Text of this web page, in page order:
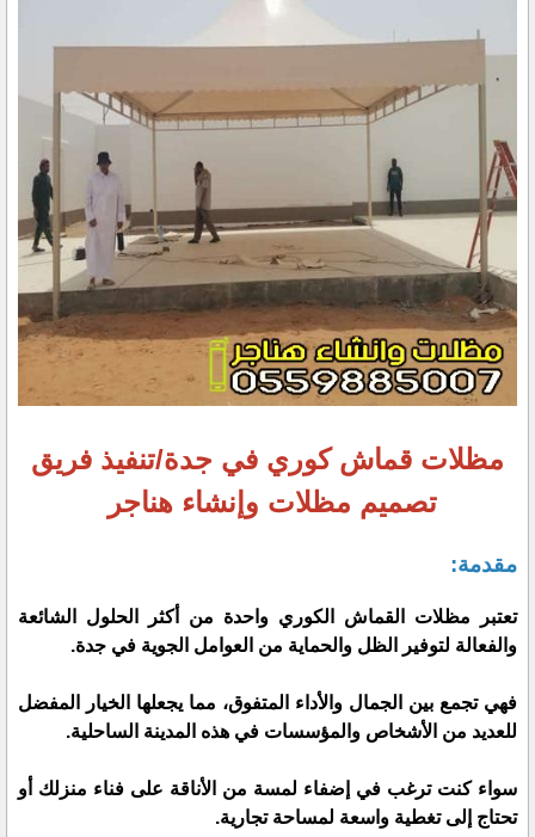
مظلات قماش كوري في جدة/تنفيذ فريق
تصميم مظلات وإنشاء هناجر
مقدمة:
تعتبر مظلات القماش الكوري واحدة من أكثر الحلول الشائعة
والفعالة لتوفير الظل والحماية من العوامل الجوية في جدة.
فهي تجمع بين الجمال والأداء المتفوق، مما يجعلها الخيار المفضل
للعديد من الأشخاص والمؤسسات في هذه المدينة الساحلية.
سواء كنت ترغب في إضفاء لمسة من الأناقة على فناء منزلك أو
تحتاج إلى تغطية واسعة لمساحة تجارية.